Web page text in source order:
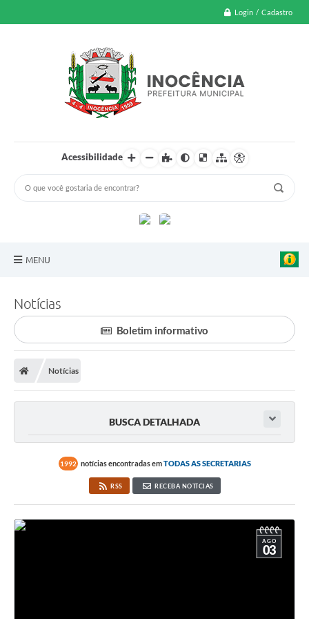
Login / Cadastro
Acessibilidade
MENU
Poder Executivo
Transparência Pública
Notícias
Legislação
Cartas de Serviços
Notícias
Boletim informativo
Notícias
BUSCA DETALHADA
1992 notícias encontradas emTODAS AS SECRETARIAS
RSS RECEBA NOTÍCIAS
AGO
03